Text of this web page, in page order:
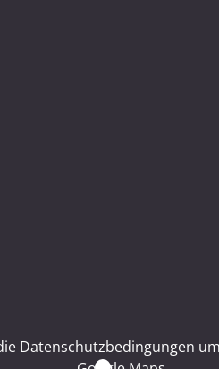
Datenschutzbedingungen